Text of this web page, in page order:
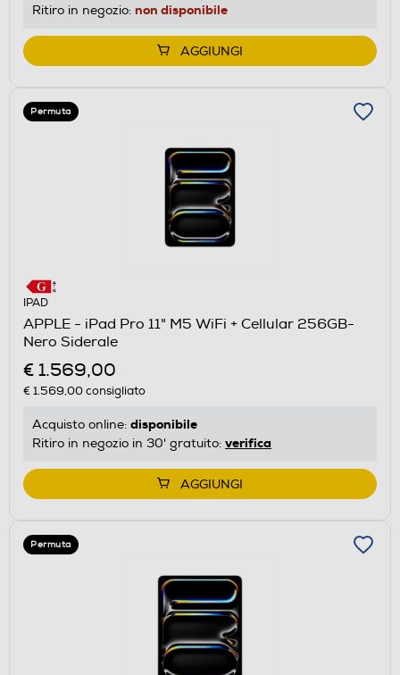
Ritiro in negozio: non disponibile
AGGIUNGI
Permuta
IPAD
APPLE - iPad Pro 11" M5 WiFi + Cellular 256GB-
Nero Siderale
€ 1.569,00
€ 1.569,00consigliato
Acquisto online: disponibile
Ritiro in negozio in 30' gratuito: verifica
AGGIUNGI
Permuta